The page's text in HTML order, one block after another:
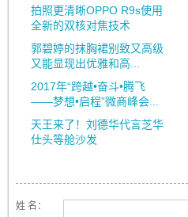
拍照更清晰OPPO R9s使用
全新的双核对焦技术
郭碧婷的抹胸裙别致又高级
又能显现出优雅和高...
2017年“跨越•奋斗•腾飞
——梦想•启程”微商峰会...
天王来了！刘德华代言芝华
仕头等舱沙发
姓 名：